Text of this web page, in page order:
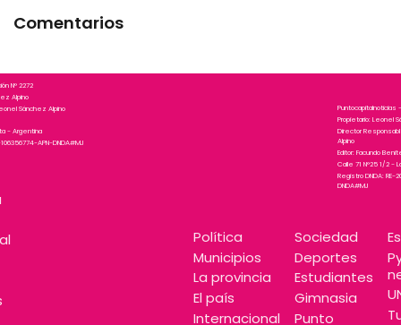
Comentarios
N° 2272
Alpino
Sánchez Alpino
- Argentina
APN-DNDA#MJ
Puntocapitalnoticias -
Propietario: Leonel
Director
Alpino
Editor: Facundo
Calle 71 N°25 1/2 -
Registro DNDA: RE-
DNDA#MJ
Política
Municipios
La provincia
El país
Internacional
Sociedad
Deportes
Estudiantes
Gimnasia
Punto